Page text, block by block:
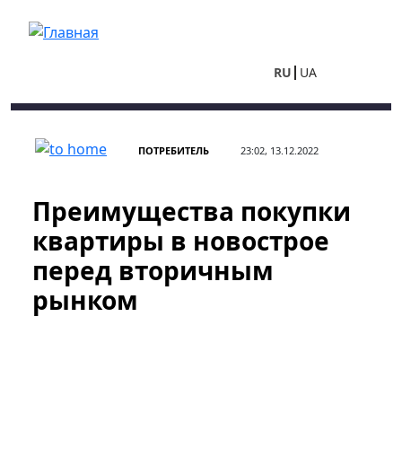
RU UA
ПОТРЕБИТЕЛЬ 23:02, 13.12.2022
Преимущества покупки
квартиры в новострое
перед вторичным
рынком